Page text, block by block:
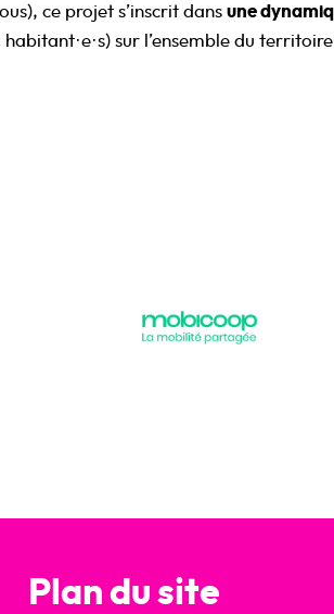
ce projet s’inscrit dans une
sur l’ensemble du
Plan du site